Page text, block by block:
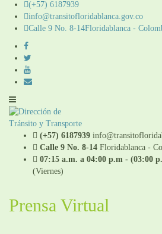
(+57) 6187939
info@transitofloridablanca.gov.co
Calle 9 No. 8-14Floridablanca -
(+57) 6187939
Calle 9 No. 8-14 Floridablanca -
07:15 a.m. a 04:00 p.m - (03:00
(Viernes)
Prensa Virtual